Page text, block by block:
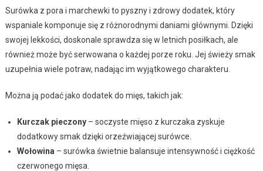
Surówka z pora i marchewki to pyszny i zdrowy dodatek, który
wspaniale komponuje się z różnorodnymi daniami głównymi. Dzięki
swojej lekkości, doskonale sprawdza się w letnich posiłkach, ale
również może być serwowana o każdej porze roku. Jej świeży smak
uzupełnia wiele potraw, nadając im wyjątkowego charakteru.
Można ją podać jako dodatek do mięs, takich jak:
Kurczak pieczony– soczyste mięso z kurczaka zyskuje
dodatkowy smak dzięki orzeźwiającej surówce.
Wołowina – surówka świetnie balansuje intensywność i ciężkość
czerwonego mięsa.